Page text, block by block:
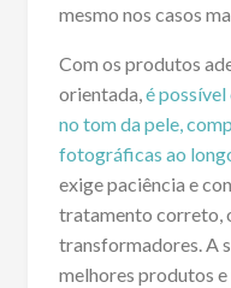
mesmo nos casos
Com os produtos
orientada,é
no tom da pele,
fotográficas ao
exige paciência e
tratamento correto,
transformadores. A
melhores produtos